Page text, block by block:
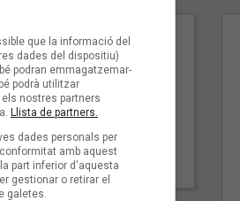
"Posidònia"
Pep Álvarez amb Joan Muntaner
(Xanguito)
que la informació del
dades del dispositiu)
podran emmagatzemar-
podrà utilitzar
nostres partners
Llista de partners.
dades personals per
amb aquest
part inferior d'aquesta
gestionar o retirar el
galetes.